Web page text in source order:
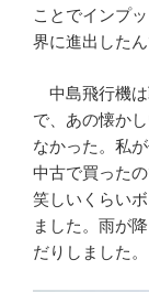
ことでインプ
界に進出したん
中島飛行機は
で、あの懐か
なかった。私
中古で買った
笑しいくらい
ました。雨が
だりしました。